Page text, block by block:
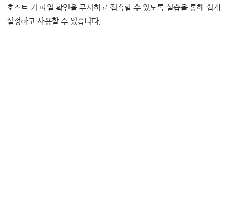
호스트 키 파일 확인을 무시하고 접속할 수 있도록 실습을 통해 쉽게
설정하고 사용할 수 있습니다.